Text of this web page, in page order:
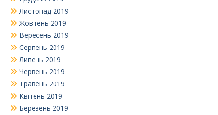
Листопад 2019
Жовтень 2019
Вересень 2019
Серпень 2019
Липень 2019
Червень 2019
Травень 2019
Квітень 2019
Березень 2019